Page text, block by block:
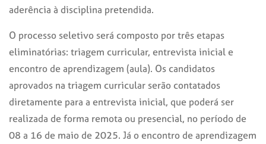
aderência à disciplina pretendida.
O processo seletivo será composto por três etapas
eliminatórias: triagem curricular, entrevista inicial e
encontro de aprendizagem (aula). Os candidatos
aprovados na triagem curricular serão contatados
diretamente para a entrevista inicial, que poderá ser
realizada de forma remota ou presencial, no período de
08 a 16 de maio de 2025. Já o encontro de aprendizagem